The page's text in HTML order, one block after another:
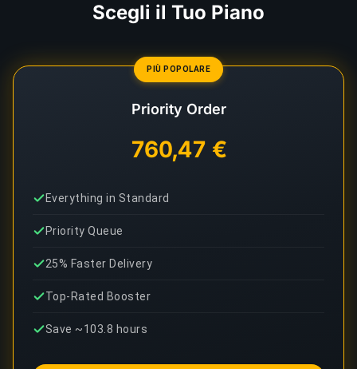
Scegli il Tuo Piano
PIÙ POPOLARE
Priority Order
760,47 €
Everything in Standard
Priority Queue
25% Faster Delivery
Top-Rated Booster
Save ~103.8 hours